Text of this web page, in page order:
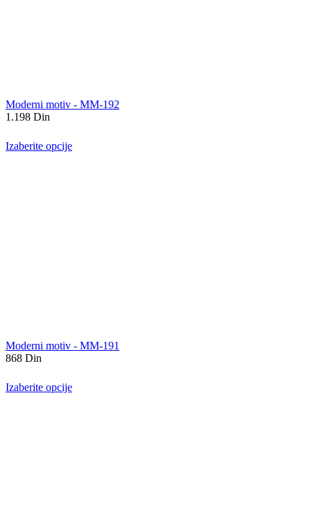
Moderni motiv - MM-192
1.198 Din
Izaberite opcije
Moderni motiv - MM-191
868 Din
Izaberite opcije